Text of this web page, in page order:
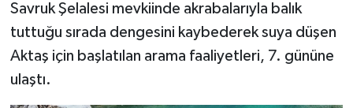
Savruk Şelalesi mevkiinde akrabalarıyla balık
tuttuğu sırada dengesini kaybederek suya düşen
Aktaş için başlatılan arama faaliyetleri, 7. gününe
ulaştı.